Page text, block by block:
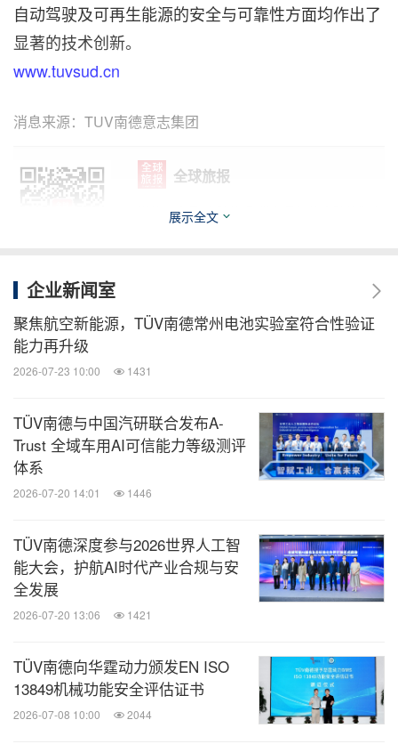
自动驾驶及可再生能源的安全与可靠性方面均作出了
显著的技术创新。
www.tuvsud.cn
消息来源：TUV南德意志集团
全球旅报
微信公众号“全球旅报”发布最新的全球旅游产
业、OTA(在线旅游)、航空公司、飞机制造、
关键词：汽车
运输业
分享到：
展示全文
企业新闻室
聚焦航空新能源，TÜV南德常州电池实验室符合性验证
能力再升级
2026-07-23 10:00 1431
TÜV南德与中国汽研联合发布A-
Trust 全域车用AI可信能力等级测评
体系
2026-07-20 14:01 1446
TÜV南德深度参与2026世界人工智
能大会，护航AI时代产业合规与安
全发展
2026-07-20 13:06 1421
TÜV南德向华霆动力颁发EN ISO
13849机械功能安全评估证书
2026-07-08 10:00 2044